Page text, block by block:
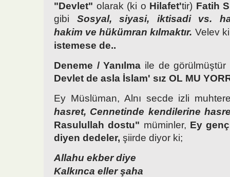
"Devlet" olarak (ki o Hilafet'tir) Fatih
gibi Sosyal, siyasi, iktisadi vs.
hakim ve hükümran kılmaktır. Velev
istemese de..
Deneme / Yanılma ile de görülmüştür
Devlet de asla İslam' sız OL MU
Ey Müslüman, Alnı secde izli
hasret, Cennetinde kendilerine
Rasulullah dostu" müminler, Ey
diyen dedeler, şiirde diyor ki;
Allahu ekber diye
Kalkınca eller şaha